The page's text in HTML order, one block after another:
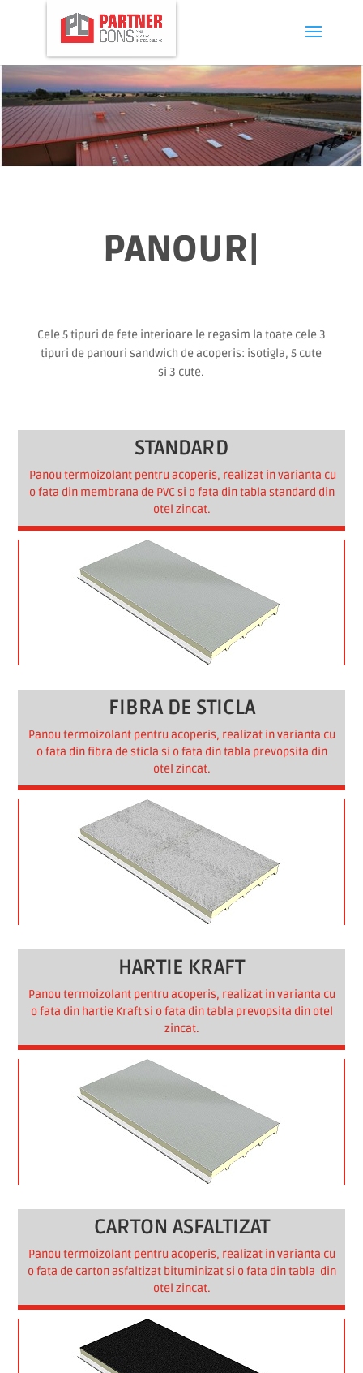
PANOURI S
Cele 5 tipuri de fete interioare le regasim la toate cele 3
tipuri de panouri sandwich de acoperis: isotigla, 5 cute
si 3 cute.
STANDARD
Panou termoizolant pentru acoperis, realizat in varianta cu
o fata din membrana de PVC si o fata din tabla standard din
otel zincat.
FIBRA DE STICLA
Panou termoizolant pentru acoperis, realizat in varianta cu
o fata din fibra de sticla si o fata din tabla prevopsita din
otel zincat.
HARTIE KRAFT
Panou termoizolant pentru acoperis, realizat in varianta cu
o fata din hartie Kraft si o fata din tabla prevopsita din otel
zincat.
CARTON ASFALTIZAT
Panou termoizolant pentru acoperis, realizat in varianta cu
o fata de carton asfaltizat bituminizat si o fata din tabla din
otel zincat.